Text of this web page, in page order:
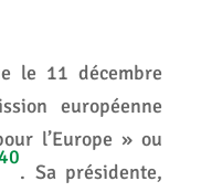
le 11 décembre
européenne
l’Europe » ou
. Sa présidente,